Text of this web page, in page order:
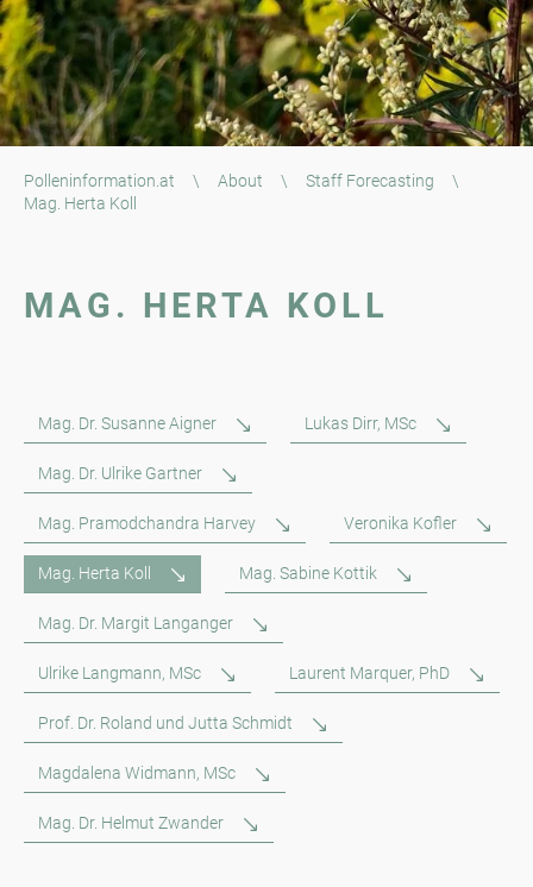
Polleninformation.at \ About \ Staff Forecasting
\
Mag. Herta Koll
MAG. HERTA KOLL
Mag. Dr. Susanne Aigner Lukas Dirr, MSc
Mag. Dr. Ulrike Gartner
Mag. Pramodchandra Harvey Veronika Kofler
Mag. Herta Koll Mag. Sabine Kottik
Mag. Dr. Margit Langanger
Ulrike Langmann, MSc Laurent Marquer, PhD
Prof. Dr. Roland und Jutta Schmidt
Magdalena Widmann, MSc
Mag. Dr. Helmut Zwander